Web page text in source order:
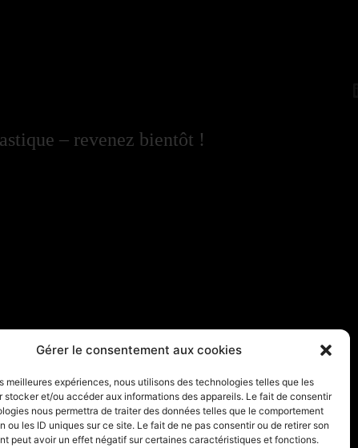
Gérer le consentement aux cookies
meilleures expériences, nous utilisons des technologies telles que les
stocker et/ou accéder aux informations des appareils. Le fait de consentir
nous permettra de traiter des données telles que le comportement
ou les ID uniques sur ce site. Le fait de ne pas consentir ou de retirer son
peut avoir un effet négatif sur certaines caractéristiques et fonctions.
– revenez bientôt !